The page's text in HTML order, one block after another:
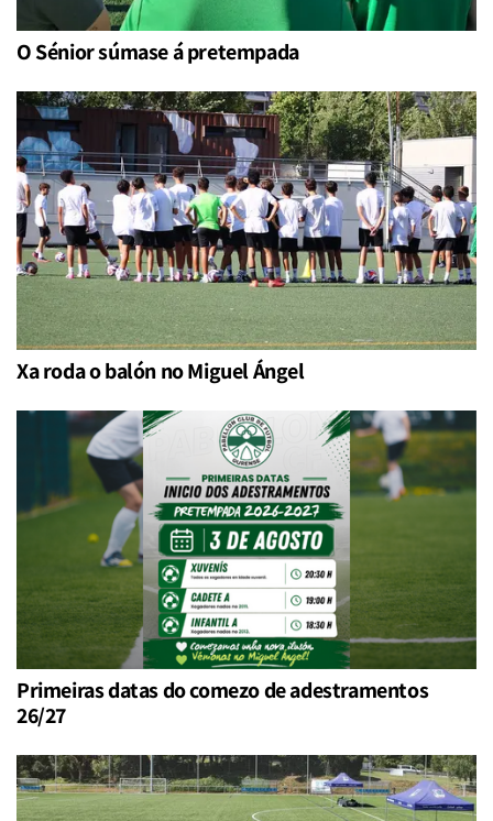
O Sénior súmase á pretempada
Xa roda o balón no Miguel Ángel
Primeiras datas do comezo de adestramentos
26/27